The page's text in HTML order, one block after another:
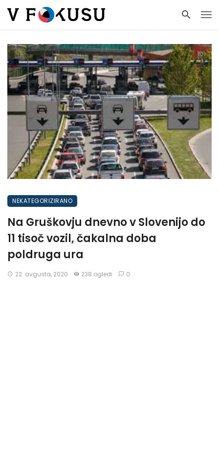
NEKATEGORIZIRANO
Na Gruškovju dnevno v Slovenijo do
11 tisoč vozil, čakalna doba
poldruga ura
22. avgusta, 2020 238 ogledi 0